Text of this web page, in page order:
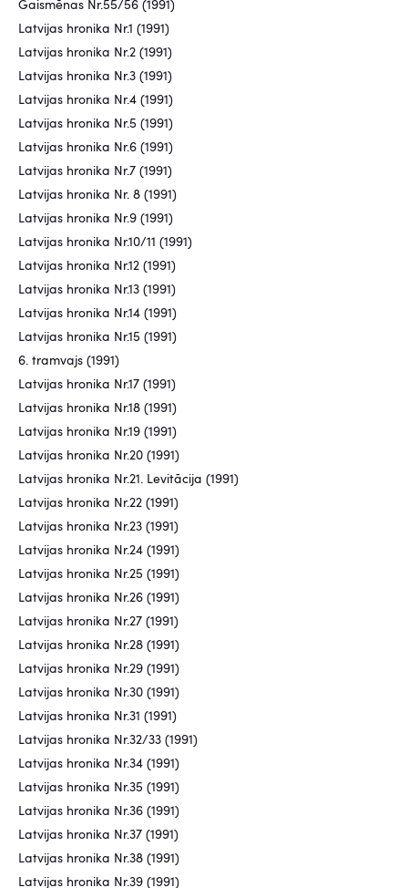
Gaismēnas Nr.55/56 (1991)
Latvijas hronika Nr.1 (1991)
Latvijas hronika Nr.2 (1991)
Latvijas hronika Nr.3 (1991)
Latvijas hronika Nr.4 (1991)
Latvijas hronika Nr.5 (1991)
Latvijas hronika Nr.6 (1991)
Latvijas hronika Nr.7 (1991)
Latvijas hronika Nr. 8 (1991)
Latvijas hronika Nr.9 (1991)
Latvijas hronika Nr.10/11 (1991)
Latvijas hronika Nr.12 (1991)
Latvijas hronika Nr.13 (1991)
Latvijas hronika Nr.14 (1991)
Latvijas hronika Nr.15 (1991)
6. tramvajs (1991)
Latvijas hronika Nr.17 (1991)
Latvijas hronika Nr.18 (1991)
Latvijas hronika Nr.19 (1991)
Latvijas hronika Nr.20 (1991)
Latvijas hronika Nr.21. Levitācija (1991)
Latvijas hronika Nr.22 (1991)
Latvijas hronika Nr.23 (1991)
Latvijas hronika Nr.24 (1991)
Latvijas hronika Nr.25 (1991)
Latvijas hronika Nr.26 (1991)
Latvijas hronika Nr.27 (1991)
Latvijas hronika Nr.28 (1991)
Latvijas hronika Nr.29 (1991)
Latvijas hronika Nr.30 (1991)
Latvijas hronika Nr.31 (1991)
Latvijas hronika Nr.32/33 (1991)
Latvijas hronika Nr.34 (1991)
Latvijas hronika Nr.35 (1991)
Latvijas hronika Nr.36 (1991)
Latvijas hronika Nr.37 (1991)
Latvijas hronika Nr.38 (1991)
Latvijas hronika Nr.39 (1991)